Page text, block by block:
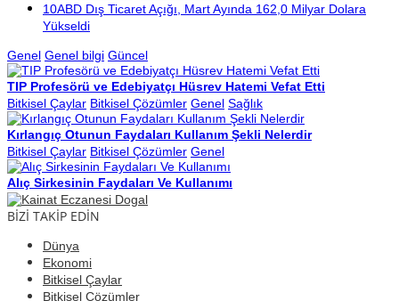
10ABD Dış Ticaret Açığı, Mart Ayında 162,0 Milyar Dolara
Yükseldi
Genel Genel bilgi Güncel
TIP Profesörü ve Edebiyatçı Hüsrev Hatemi Vefat Etti
Bitkisel Çaylar Bitkisel Çözümler Genel Sağlık
Kırlangıç Otunun Faydaları Kullanım Şekli Nelerdir
Bitkisel Çaylar Bitkisel Çözümler Genel
Alıç Sirkesinin Faydaları Ve Kullanımı
BİZİ TAKİP EDİN
Dünya
Ekonomi
Bitkisel Çaylar
Bitkisel Çözümler